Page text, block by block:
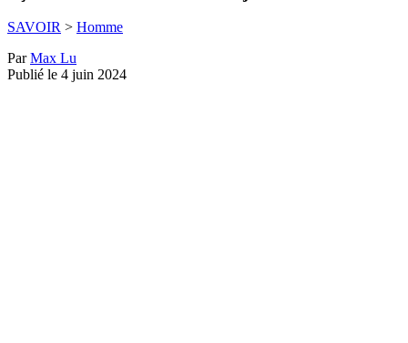
SAVOIR > Homme
ParMax Lu
Publié le 4 juin 2024